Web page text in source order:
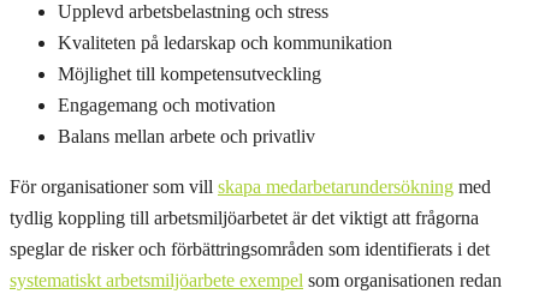
Upplevd arbetsbelastning och stress
Kvaliteten på ledarskap och kommunikation
Möjlighet till kompetensutveckling
Engagemang och motivation
Balans mellan arbete och privatliv
För organisationer som vill skapa medarbetarundersökning med
tydlig koppling till arbetsmiljöarbetet är det viktigt att frågorna
speglar de risker och förbättringsområden som identifierats i det
systematiskt arbetsmiljöarbete exempel som organisationen redan